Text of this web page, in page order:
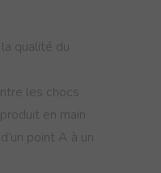
qualité du
les chocs
en main
point A à un